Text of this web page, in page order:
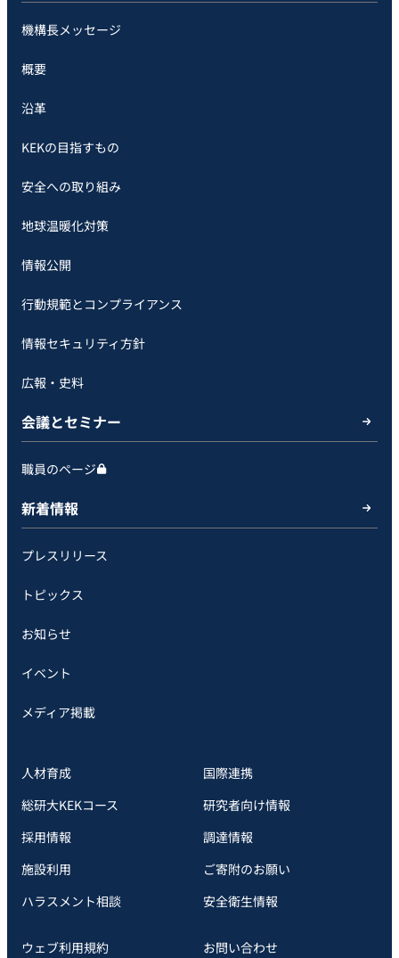
機構長メッセージ
概要
沿革
KEKの目指すもの
安全への取り組み
地球温暖化対策
情報公開
行動規範とコンプライアンス
情報セキュリティ方針
広報・史料
会議とセミナー
職員のページ
新着情報
プレスリリース
トピックス
お知らせ
イベント
メディア掲載
人材育成
国際連携
総研大KEKコース
研究者向け情報
採用情報
調達情報
施設利用
ご寄附のお願い
ハラスメント相談
安全衛⽣情報
ウェブ利用規約 お問い合わせ